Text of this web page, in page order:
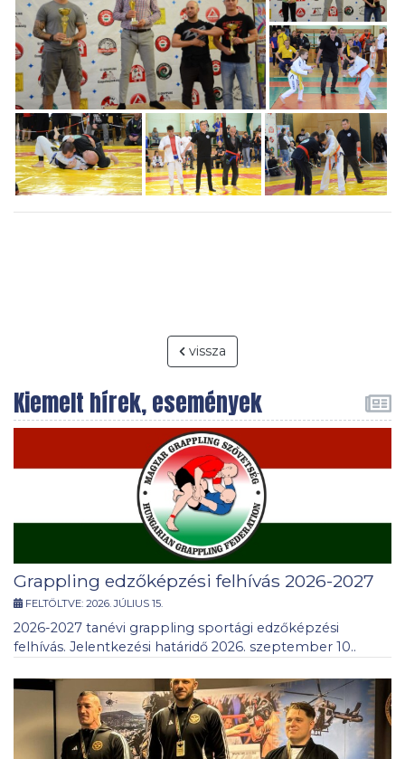
vissza
Kiemelt hírek, események
Grappling edzőképzési felhívás 2026-2027
FELTÖLTVE: 2026. JÚLIUS 15.
2026-2027 tanévi grappling sportági edzőképzési
felhívás. Jelentkezési határidő 2026. szeptember 10..